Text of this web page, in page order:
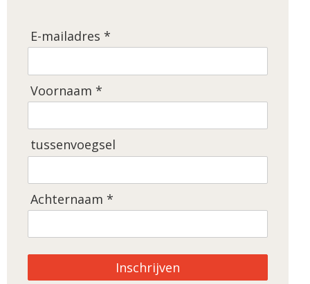
E-mailadres *
Voornaam *
tussenvoegsel
Achternaam *
Inschrijven